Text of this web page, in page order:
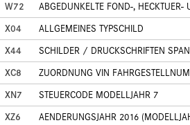
W72
ABGEDUNKELTE FOND-, HECKTUER-
X04
ALLGEMEINES TYPSCHILD
X44
SCHILDER / DRUCKSCHRIFTEN
XC8
ZUORDNUNG VIN
XN7
STEUERCODE MODELLJAHR 7
XZ6
AENDERUNGSJAHR 2016